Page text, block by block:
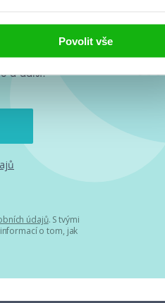
Povolit vše
co se
a další.
údajů. S tvými
o tom, jak